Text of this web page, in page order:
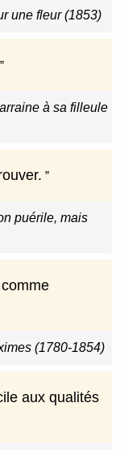
une fleur (1853)
à sa filleule
puérile, mais
(1780-1854)
aux qualités